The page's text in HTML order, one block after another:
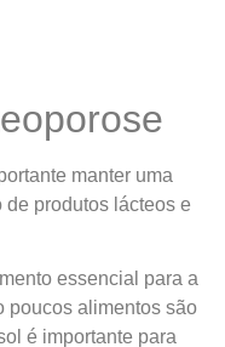
manter uma
produtos lácteos e
essencial para a
poucos alimentos são
é importante para